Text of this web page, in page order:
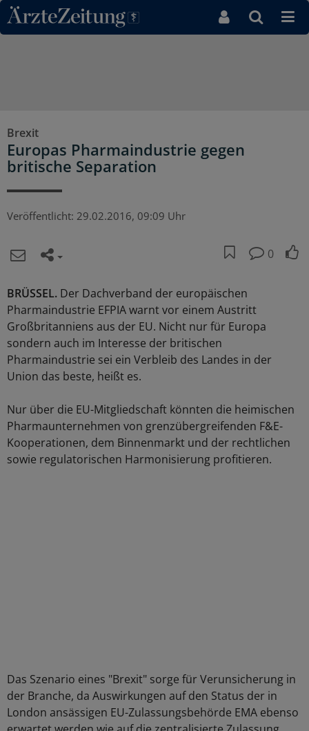
Direkt zum Inhaltsbereich
Brexit
Europas Pharmaindustrie gegen
britische Separation
Veröffentlicht: 29.02.2016, 09:09 Uhr
0
BRÜSSEL. Der Dachverband der europäischen
Pharmaindustrie EFPIA warnt vor einem Austritt
Großbritanniens aus der EU. Nicht nur für Europa
sondern auch im Interesse der britischen
Pharmaindustrie sei ein Verbleib des Landes in der
Union das beste, heißt es.
Nur über die EU-Mitgliedschaft könnten die heimischen
Pharmaunternehmen von grenzübergreifenden F&E-
Kooperationen, dem Binnenmarkt und der rechtlichen
sowie regulatorischen Harmonisierung profitieren.
Das Szenario eines "Brexit" sorge für Verunsicherung in
der Branche, da Auswirkungen auf den Status der in
London ansässigen EU-Zulassungsbehörde EMA ebenso